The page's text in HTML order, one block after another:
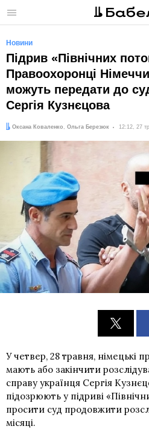
Меню
Новини
Підрив «Північних
Правоохоронці
можуть передати до
Сергія Кузнєцова
Автори:
Оксана Коваленко , Ольга Березюк
Дата: 12:12, 27
У четвер, 28 травня, німецькі
мають або закінчити
справу українця Сергія
підозрюють у підриві
просити суд продовжити
місяці.